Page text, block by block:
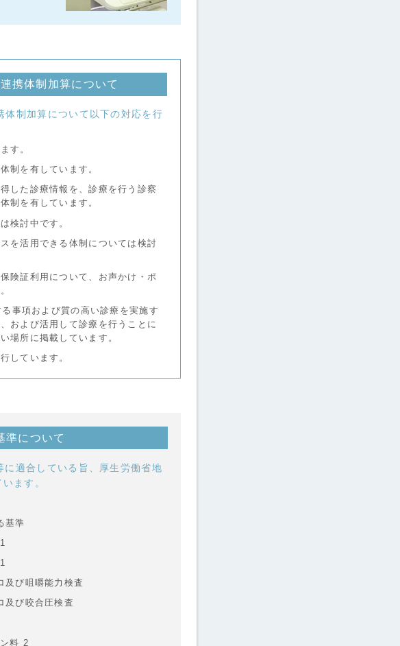
携体制加算について
体制加算について以下の対応を行
す。
制を有しています。
した診療情報を、診療を行う診察
制を有しています。
検討中です。
を活用できる体制については検討
険証利用について、お声かけ・ポ
事項および質の高い診療を実施す
および活用して診療を行うことに
場所に掲載しています。
しています。
準について
に適合している旨、厚生労働省地
ます。
基準
及び咀嚼能力検査
及び咬合圧検査
料 2